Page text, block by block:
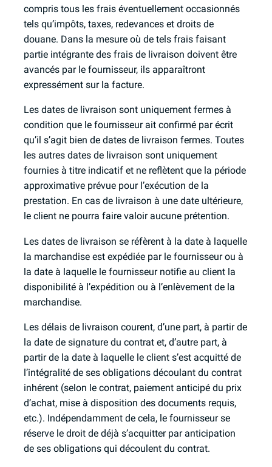
compris tous les frais éventuellement occasionnés
tels qu’impôts, taxes, redevances et droits de
douane. Dans la mesure où de tels frais faisant
partie intégrante des frais de livraison doivent être
avancés par le fournisseur, ils apparaîtront
expressément sur la facture.
Les dates de livraison sont uniquement fermes à
condition que le fournisseur ait confirmé par écrit
qu’il s’agit bien de dates de livraison fermes. Toutes
les autres dates de livraison sont uniquement
fournies à titre indicatif et ne reflètent que la période
approximative prévue pour l’exécution de la
prestation. En cas de livraison à une date ultérieure,
le client ne pourra faire valoir aucune prétention.
Les dates de livraison se réfèrent à la date à laquelle
la marchandise est expédiée par le fournisseur ou à
la date à laquelle le fournisseur notifie au client la
disponibilité à l’expédition ou à l’enlèvement de la
marchandise.
Les délais de livraison courent, d’une part, à partir de
la date de signature du contrat et, d’autre part, à
partir de la date à laquelle le client s’est acquitté de
l’intégralité de ses obligations découlant du contrat
inhérent (selon le contrat, paiement anticipé du prix
d’achat, mise à disposition des documents requis,
etc.). Indépendamment de cela, le fournisseur se
réserve le droit de déjà s’acquitter par anticipation
de ses obligations qui découlent du contrat.